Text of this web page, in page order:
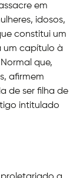
em
idosos,
constitui um
um capítulo à
que,
afirmem
de ser filha de
intitulado